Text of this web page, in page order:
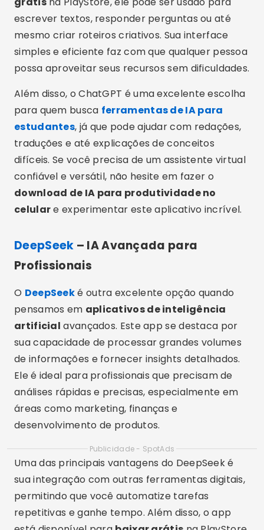
escrever textos, responder perguntas ou até
mesmo criar roteiros criativos. Sua interface
simples e eficiente faz com que qualquer pessoa
possa aproveitar seus recursos sem dificuldades.
Além disso, o ChatGPT é uma excelente escolha
para quem busca ferramentas de IA para
estudantes, já que pode ajudar com redações,
traduções e até explicações de conceitos
difíceis. Se você precisa de um assistente virtual
confiável e versátil, não hesite em fazer o
download de IA para produtividade no
celulare experimentar este aplicativo incrível.
DeepSeek – IA Avançada para
Profissionais
O DeepSeeké outra excelente opção quando
pensamos em aplicativos de inteligência
artificial avançados. Este app se destaca por
sua capacidade de processar grandes volumes
de informações e fornecer insights detalhados.
Ele é ideal para profissionais que precisam de
análises rápidas e precisas, especialmente em
áreas como marketing, finanças e
desenvolvimento de produtos.
Publicidade - SpotAds
Uma das principais vantagens do DeepSeek é
sua integração com outras ferramentas digitais,
permitindo que você automatize tarefas
repetitivas e ganhe tempo. Além disso, o app